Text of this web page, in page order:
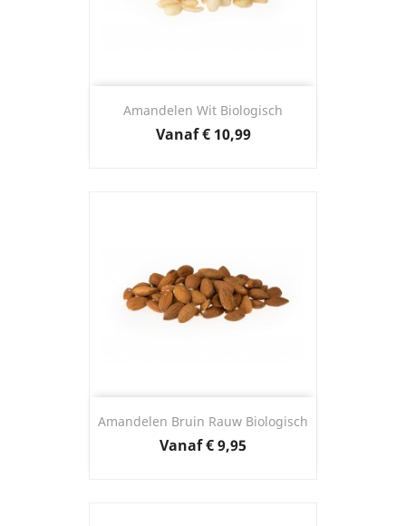
Amandelen Wit Biologisch
VanafPrijs
€ 10,99
Amandelen Bruin Rauw Biologisch
VanafPrijs
€ 9,95